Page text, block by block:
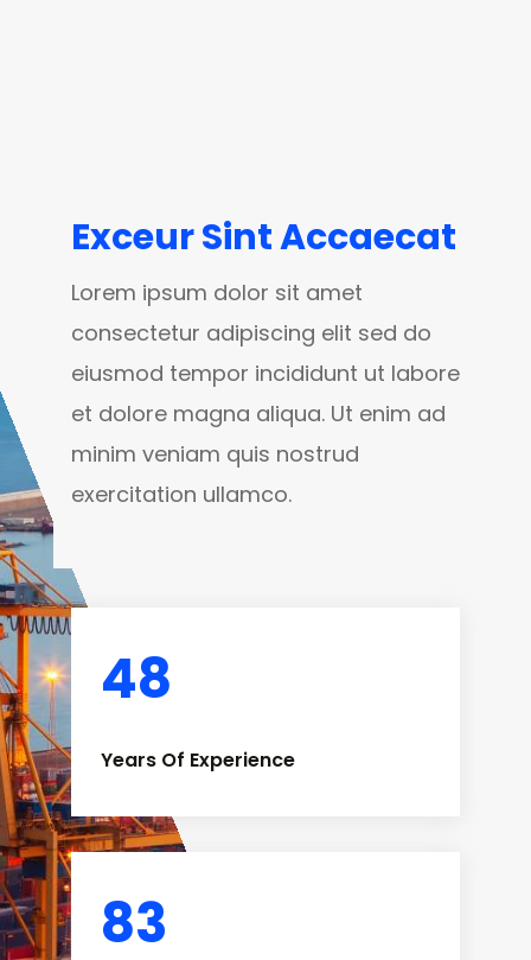
Exceur Sint Accaecat
Lorem ipsum dolor sit amet
consectetur adipiscing elit sed do
eiusmod tempor incididunt ut labore
et dolore magna aliqua. Ut enim ad
minim veniam quis nostrud
exercitation ullamco.
48
Years Of Experience
83